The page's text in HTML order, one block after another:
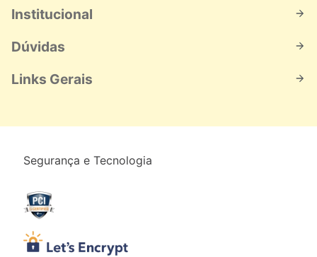
Institucional
Dúvidas
Links Gerais
Segurança e Tecnologia